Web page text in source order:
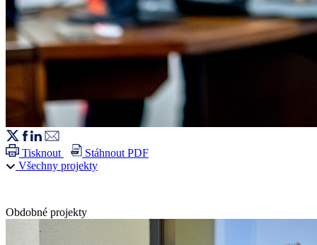
Tisknout
Stáhnout PDF
Všechny projekty
Obdobné projekty